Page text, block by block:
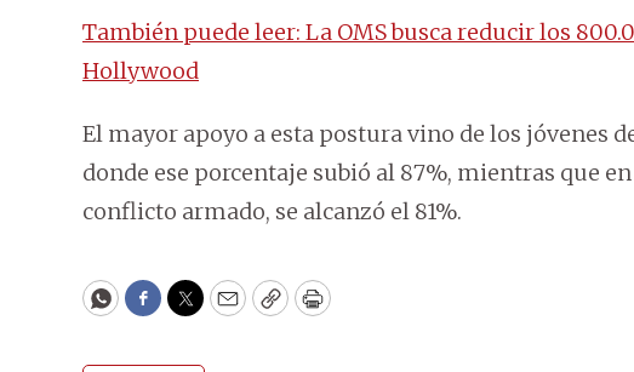
También puede leer: La OMS busca reducir los
Hollywood
El mayor apoyo a esta postura vino de los jóvenes
donde ese porcentaje subió al 87%, mientras que
conflicto armado, se alcanzó el 81%.
WhatsApp
Facebook
Twitter
EmailCopyPrint